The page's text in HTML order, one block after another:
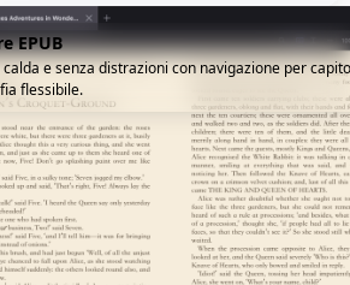
EPUB
e senza distrazioni con navigazione per
flessibile.